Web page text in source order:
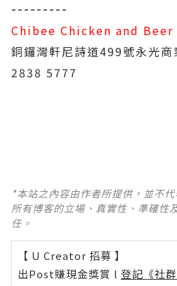
---------
Chibee Chicken and Beer
銅鑼灣軒尼詩道499號永光商
2838 5777
*本站之內容由作者所提供，並不
所有博客的立場、真實性、準確性
任。
【 U Creator 招募 】
出Post賺現金獎賞 l 登記《社